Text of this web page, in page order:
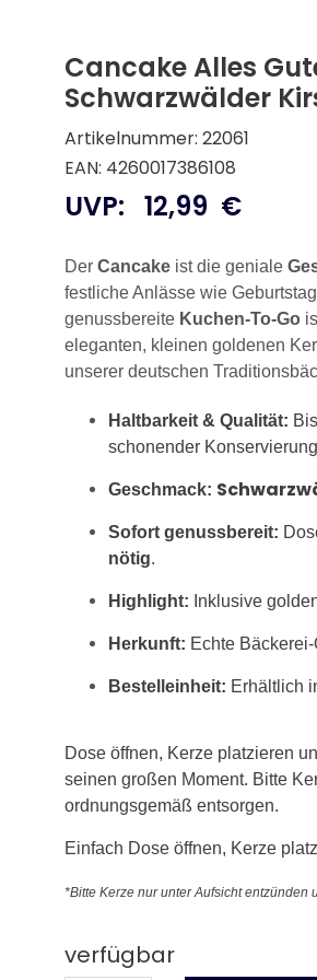
Cancake Alles
Schwarzwälder
Artikelnummer: 22061
EAN: 4260017386108
UVP: 12,99 €
Der Cancake ist die geniale
festliche Anlässe wie
genussbereite Kuchen-To-Go
eleganten, kleinen goldenen
unserer deutschen
Haltbarkeit & Qualität:
schonender
Geschmack:
Sofort genussbereit:
nötig.
Highlight: Inklusive
Herkunft: Echte
Bestelleinheit: Erhältlich
Dose öffnen, Kerze platzieren
seinen großen Moment. Bitte
ordnungsgemäß entsorgen.
Einfach Dose öffnen, Kerze
*Bitte Kerze nur unter Aufsicht
verfügbar